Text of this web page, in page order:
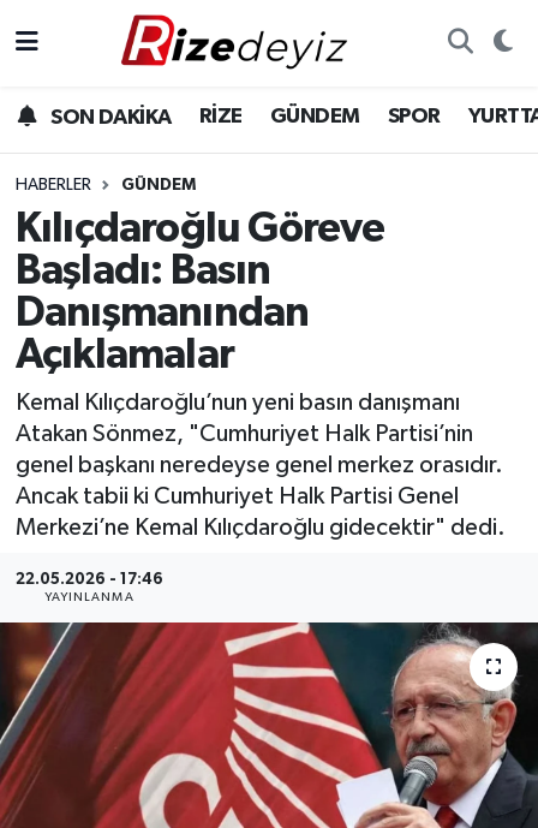
SON DAKİKA RİZE GÜNDEM SPOR
HABERLER GÜNDEM
Kılıçdaroğlu Göreve
Başladı: Basın
Danışmanından
Açıklamalar
Kemal Kılıçdaroğlu’nun yeni basın danışmanı
Atakan Sönmez, "Cumhuriyet Halk Partisi’nin
genel başkanı neredeyse genel merkez orasıdır.
Ancak tabii ki Cumhuriyet Halk Partisi Genel
Merkezi’ne Kemal Kılıçdaroğlu gidecektir" dedi.
22.05.2026 - 17:46
YAYINLANMA
Gündem
Yurttan Haberler
Ekonomi
Teknoloji
Sağlık
Rize Hava Durumu
Rize Trafik Yoğunluk Haritası
Süper Lig Puan Durumu ve Fikstür
Tüm Manşetler
Son Dakika Haberleri
Haber Arşivi